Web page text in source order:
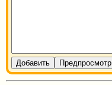
Добавить Предпросмотр